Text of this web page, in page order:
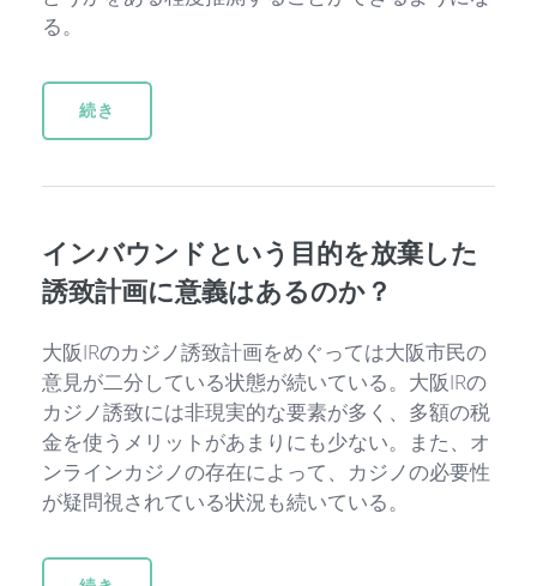
る。
続き
インバウンドという目的を放棄した
誘致計画に意義はあるのか？
大阪IRのカジノ誘致計画をめぐっては大阪市民の
意見が二分している状態が続いている。大阪IRの
カジノ誘致には非現実的な要素が多く、多額の税
金を使うメリットがあまりにも少ない。また、オ
ンラインカジノの存在によって、カジノの必要性
が疑問視されている状況も続いている。